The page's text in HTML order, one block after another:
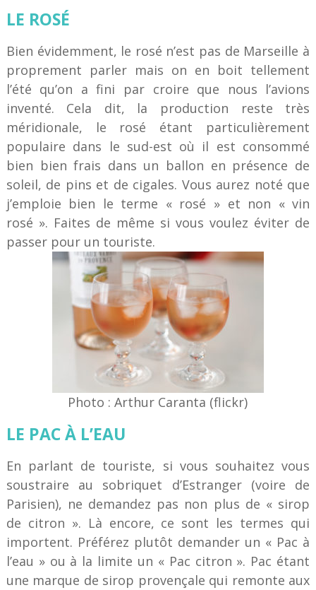
LE ROSÉ
Bien évidemment, le rosé n’est pas de Marseille à
proprement parler mais on en boit tellement
l’été qu’on a fini par croire que nous l’avions
inventé. Cela dit, la production reste très
méridionale, le rosé étant particulièrement
populaire dans le sud-est où il est consommé
bien bien frais dans un ballon en présence de
soleil, de pins et de cigales. Vous aurez noté que
j’emploie bien le terme « rosé » et non « vin
rosé ». Faites de même si vous voulez éviter de
passer pour un touriste.
Photo : Arthur Caranta (flickr)
LE PAC À L’EAU
En parlant de touriste, si vous souhaitez vous
soustraire au sobriquet d’Estranger (voire de
Parisien), ne demandez pas non plus de « sirop
de citron ». Là encore, ce sont les termes qui
importent. Préférez plutôt demander un « Pac à
l’eau » ou à la limite un « Pac citron ». Pac étant
une marque de sirop provençale qui remonte aux